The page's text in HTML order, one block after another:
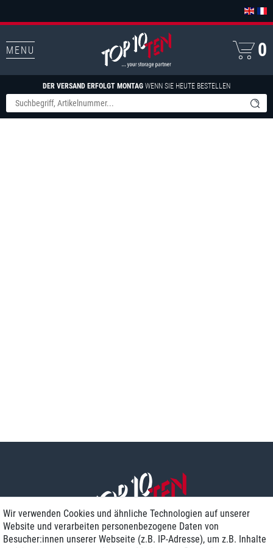
MENU
DER VERSAND ERFOLGT MONTAG WENN SIE HEUTE BESTELLEN
0
Wir verwenden Cookies und ähnliche Technologien auf unserer
Website und verarbeiten personenbezogene Daten von
Besucher:innen unserer Webseite (z.B. IP-Adresse), um z.B. Inhalte